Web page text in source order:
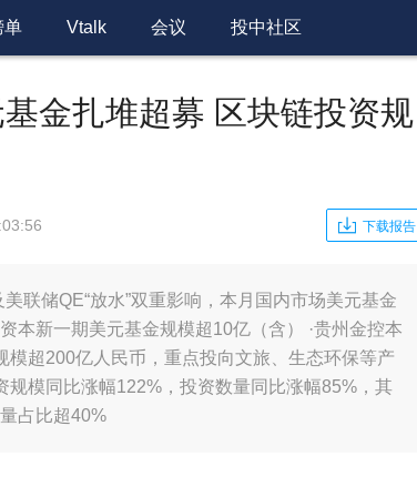
单 Vtalk 会议 投中社区
金扎堆超募 区块链投资规
下载报告
联储QE“放水”双重影响，本月国内市场美元基金
本新一期美元基金规模超10亿（含） ·贵州金控本
模超200亿人民币，重点投向文旅、生态环保等产
规模同比涨幅122%，投资数量同比涨幅85%，其
占比超40%